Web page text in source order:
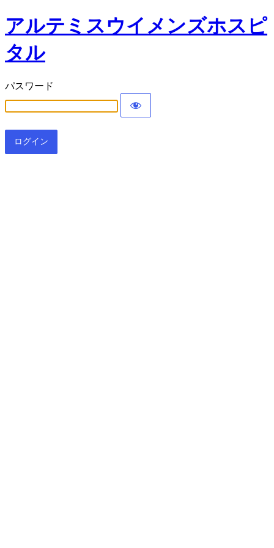
アルテミスウイメンズホスピ
タル
パスワード